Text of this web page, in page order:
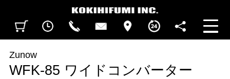
BUSINESS HOURS
FOLLOW US
Zunow
WFK-85 ワイドコンバーター